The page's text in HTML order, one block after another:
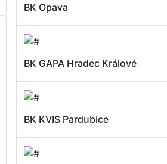
BK Opava
BK GAPA Hradec Králové
BK KVIS Pardubice